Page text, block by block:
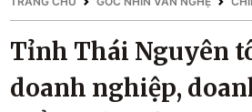
Tỉnh Thái Nguyên
doanh nghiệp,